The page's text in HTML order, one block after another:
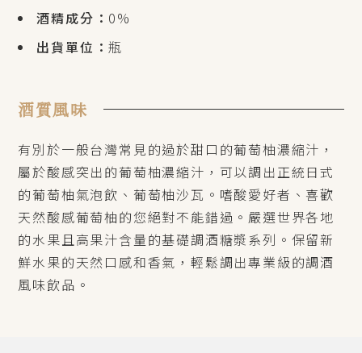
酒精成分： 0%
出貨單位：瓶
酒質風味
有別於一般台灣常見的過於甜口的葡萄柚濃縮汁，
屬於酸感突出的葡萄柚濃縮汁，可以調出正統日式
的葡萄柚氣泡飲、葡萄柚沙瓦。嗜酸愛好者、喜歡
天然酸感葡萄柚的您絕對不能錯過。嚴選世界各地
的水果且高果汁含量的基礎調酒糖漿系列。保留新
鮮水果的天然口感和香氣，輕鬆調出專業級的調酒
風味飲品。